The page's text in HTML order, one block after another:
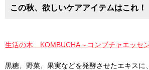
この秋、欲しいケアアイテムはこれ！
生活の木 KOMBUCHA～コンブチャエッセ
黒糖、野菜、果実などを発酵させたエキスに